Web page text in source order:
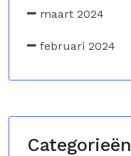
maart 2024
februari 2024
Categorieën